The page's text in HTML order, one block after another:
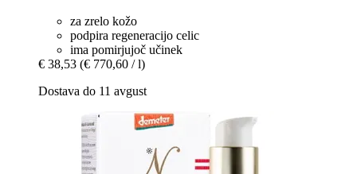
za zrelo kožo
podpira regeneracijo celic
ima pomirjujoč učinek
€ 38,53 (€ 770,60 / l)
Dostava do 11 avgust